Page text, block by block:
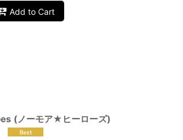
Add to Cart
(ノーモア★ヒーローズ)